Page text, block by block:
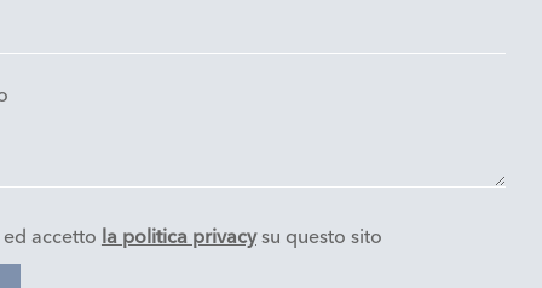
accetto la politica privacysu questo sito